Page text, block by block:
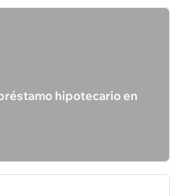
hipotecario en